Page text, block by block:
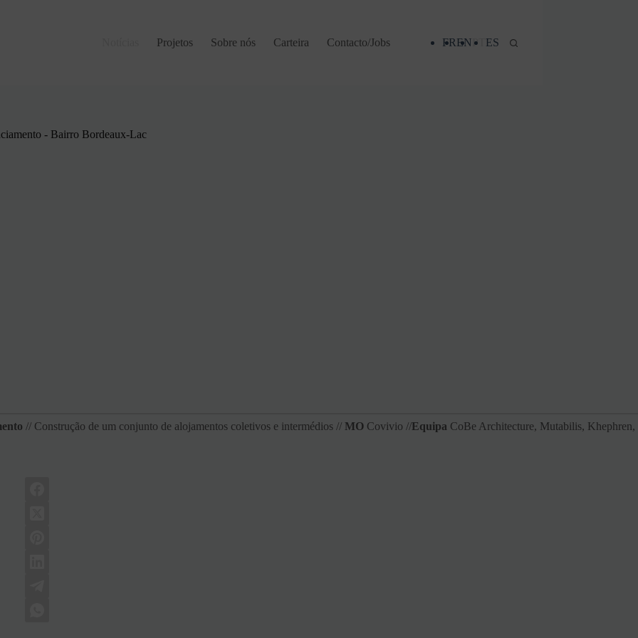
Projetos Sobre nós Carteira Contacto/Jobs FREN PT ES
- Bairro Bordeaux-Lac
// Construção de um conjunto de alojamentos coletivos e intermédios // MO Covivio //Equipa CoBe Architecture, Mutabilis, Khephren,